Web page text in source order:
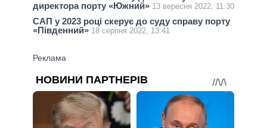
директора порту «Южний» 13 вересня 2022, 11:30
САП у 2023 році скерує до суду справу порту
«Південний» 18 серпня 2022, 13:41